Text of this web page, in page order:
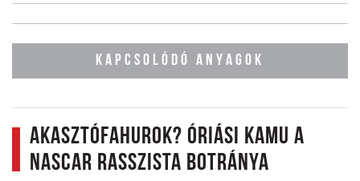
KAPCSOLÓDÓ ANYAGOK
Akasztófahurok? Óriási kamu a
NASCAR rasszista botránya